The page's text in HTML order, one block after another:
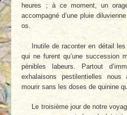
heures ; à ce moment, un
accompagné d’une pluie
os.
Inutile de raconter en détail
qui ne furent qu’une succession
pénibles labeurs. Partout
exhalaisons pestilentielles nous
mourir sans les doses de quinine
Le troisième jour de notre